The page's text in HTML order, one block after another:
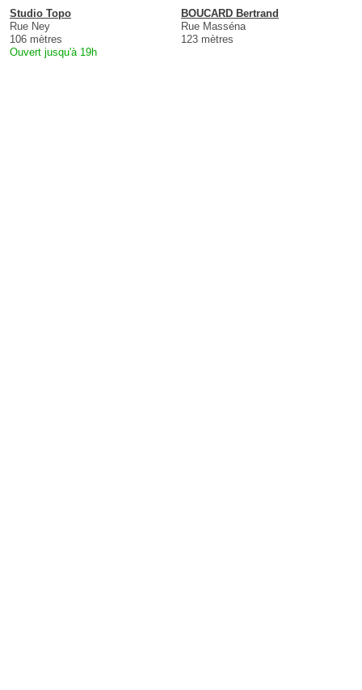
Studio Topo
Rue Ney
106 mètres
Ouvert jusqu'à 19h
BOUCARD Bertrand
Rue Masséna
123 mètres